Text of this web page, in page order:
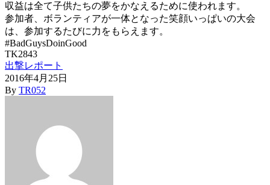
収益は全て子供たちの夢をかなえるために使われます。
参加者、ボランティアが一体となった笑顔いっぱいの大会
は、参加するたびに力をもらえます。
#BadGuysDoinGood
TK2843
出撃レポート
2016年4月25日
By TR052